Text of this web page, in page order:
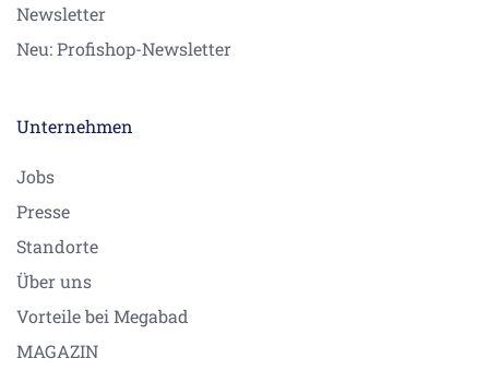
Newsletter
Neu: Profishop-Newsletter
Unternehmen
Jobs
Presse
Standorte
Über uns
Vorteile bei Megabad
MAGAZIN